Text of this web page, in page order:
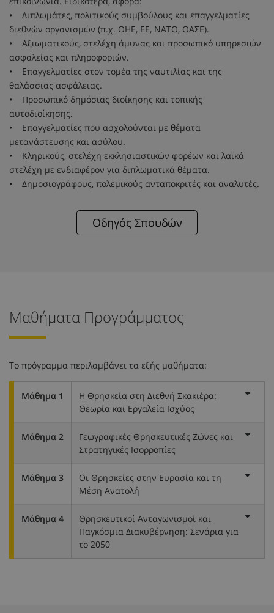
• Διπλωμάτες, πολιτικούς συμβούλους και επαγγελματίες
διεθνών οργανισμών (π.χ. ΟΗΕ, ΕΕ, ΝΑΤΟ, ΟΑΣΕ).
• Αξιωματικούς, στελέχη άμυνας και προσωπικό υπηρεσιών
ασφαλείας και πληροφοριών.
• Επαγγελματίες στον τομέα της ναυτιλίας και της
θαλάσσιας ασφάλειας.
• Προσωπικό δημόσιας διοίκησης και τοπικής
αυτοδιοίκησης.
• Επαγγελματίες που ασχολούνται με θέματα
μετανάστευσης και ασύλου.
• Κληρικούς, στελέχη εκκλησιαστικών φορέων και λαϊκά
στελέχη με ενδιαφέρον για διπλωματικά θέματα.
• Δημοσιογράφους, πολεμικούς ανταποκριτές και αναλυτές.
Οδηγός Σπουδών
Μαθήματα Προγράμματος
Το πρόγραμμα περιλαμβάνει τα εξής μαθήματα:
Μάθημα 1
Η Θρησκεία στη Διεθνή Σκακιέρα:
Θεωρία και Εργαλεία Ισχύος
Μάθημα 2
Γεωγραφικές Θρησκευτικές Ζώνες και
Στρατηγικές Ισορροπίες
Μάθημα 3
Οι Θρησκείες στην Ευρασία και τη
Μέση Ανατολή
Μάθημα 4
Θρησκευτικοί Ανταγωνισμοί και
Παγκόσμια Διακυβέρνηση: Σενάρια για
το 2050